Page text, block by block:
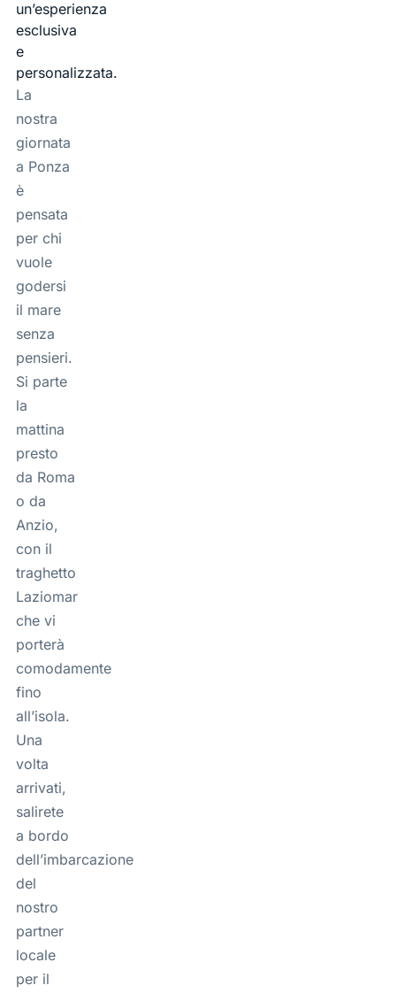
un’esperienza
esclusiva
e
personalizzata.
La
nostra
giornata
a Ponza
è
pensata
per chi
vuole
godersi
il mare
senza
pensieri.
Si parte
la
mattina
presto
da Roma
o da
Anzio,
con il
traghetto
Laziomar
che vi
porterà
comodamente
fino
all’isola.
Una
volta
arrivati,
salirete
a bordo
dell’imbarcazione
del
nostro
partner
locale
per il